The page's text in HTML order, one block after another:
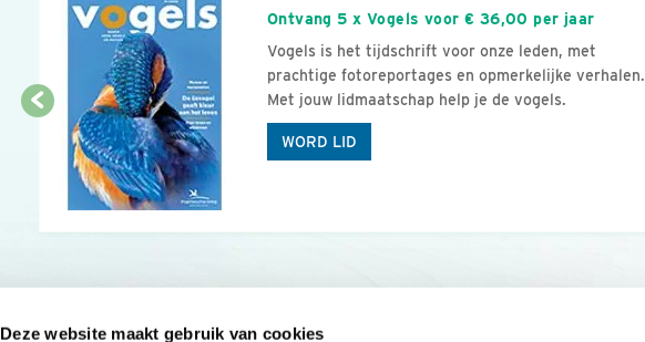
Deze website maakt gebruik van cookies
Ontvang 5 x Vogels voor € 36,00 per jaar
Vogels is het tijdschrift voor onze leden, met
prachtige fotoreportages en opmerkelijke verhalen.
Met jouw lidmaatschap help je de vogels.
WORD LID